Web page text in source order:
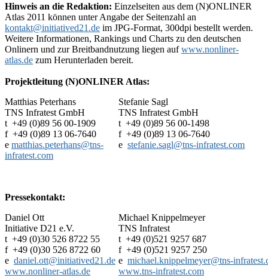
Hinweis an die Redaktion: Einzelseiten aus dem (N)ONLINER
Atlas 2011 können unter Angabe der Seitenzahl an
kontakt@initiatived21.de im JPG-Format, 300dpi bestellt werden.
Weitere Informationen, Rankings und Charts zu den deutschen
Onlinern und zur Breitbandnutzung liegen aufwww.nonliner-
atlas.de zum Herunterladen bereit.
Projektleitung (N)ONLINER Atlas:
Matthias Peterhans
Stefanie Sagl
TNS Infratest GmbH
TNS Infratest GmbH
t +49 (0)89 56 00-1909
t +49 (0)89 56 00-1498
f +49 (0)89 13 06-7640
f +49 (0)89 13 06-7640
e matthias.peterhans@tns-
infratest.com
e stefanie.sagl@tns-infratest.com
Pressekontakt:
Daniel Ott
Michael Knippelmeyer
Initiative D21 e.V.
TNS Infratest
t +49 (0)30 526 8722 55
t +49 (0)521 9257 687
f +49 (0)30 526 8722 60
f +49 (0)521 9257 250
e daniel.ott@initiatived21.de e michael.knippelmeyer@tns-
www.nonliner-atlas.de
www.tns-infratest.com